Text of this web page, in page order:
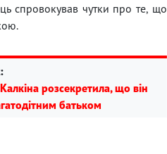
спровокував чутки про те, що
розсекретила, що він
батьком